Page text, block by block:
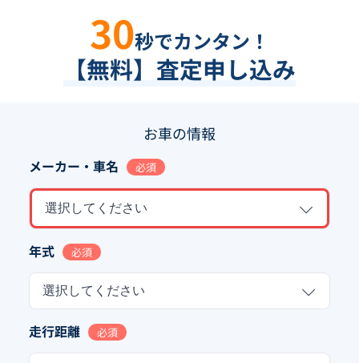
30秒でカンタン！
【無料】査定申し込み
お車の情報
メーカー・車名 必須
選択してください
年式 必須
選択してください
走行距離 必須